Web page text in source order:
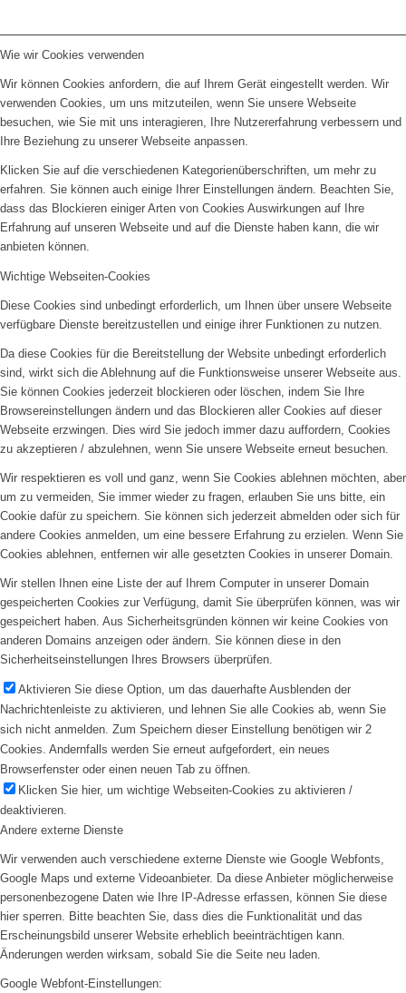
Wie wir Cookies verwenden
Wir können Cookies anfordern, die auf Ihrem Gerät eingestellt werden. Wir
verwenden Cookies, um uns mitzuteilen, wenn Sie unsere Webseite
besuchen, wie Sie mit uns interagieren, Ihre Nutzererfahrung verbessern und
Ihre Beziehung zu unserer Webseite anpassen.
Klicken Sie auf die verschiedenen Kategorienüberschriften, um mehr zu
erfahren. Sie können auch einige Ihrer Einstellungen ändern. Beachten Sie,
dass das Blockieren einiger Arten von Cookies Auswirkungen auf Ihre
Erfahrung auf unseren Webseite und auf die Dienste haben kann, die wir
anbieten können.
Wichtige Webseiten-Cookies
Diese Cookies sind unbedingt erforderlich, um Ihnen über unsere Webseite
verfügbare Dienste bereitzustellen und einige ihrer Funktionen zu nutzen.
Da diese Cookies für die Bereitstellung der Website unbedingt erforderlich
sind, wirkt sich die Ablehnung auf die Funktionsweise unserer Webseite aus.
Sie können Cookies jederzeit blockieren oder löschen, indem Sie Ihre
Browsereinstellungen ändern und das Blockieren aller Cookies auf dieser
Webseite erzwingen. Dies wird Sie jedoch immer dazu auffordern, Cookies
zu akzeptieren / abzulehnen, wenn Sie unsere Webseite erneut besuchen.
Wir respektieren es voll und ganz, wenn Sie Cookies ablehnen möchten, aber
um zu vermeiden, Sie immer wieder zu fragen, erlauben Sie uns bitte, ein
Cookie dafür zu speichern. Sie können sich jederzeit abmelden oder sich für
andere Cookies anmelden, um eine bessere Erfahrung zu erzielen. Wenn Sie
Cookies ablehnen, entfernen wir alle gesetzten Cookies in unserer Domain.
Wir stellen Ihnen eine Liste der auf Ihrem Computer in unserer Domain
gespeicherten Cookies zur Verfügung, damit Sie überprüfen können, was wir
gespeichert haben. Aus Sicherheitsgründen können wir keine Cookies von
anderen Domains anzeigen oder ändern. Sie können diese in den
Sicherheitseinstellungen Ihres Browsers überprüfen.
Aktivieren Sie diese Option, um das dauerhafte Ausblenden der
Nachrichtenleiste zu aktivieren, und lehnen Sie alle Cookies ab, wenn Sie
sich nicht anmelden. Zum Speichern dieser Einstellung benötigen wir 2
Cookies. Andernfalls werden Sie erneut aufgefordert, ein neues
Browserfenster oder einen neuen Tab zu öffnen.
Klicken Sie hier, um wichtige Webseiten-Cookies zu aktivieren /
deaktivieren.
Andere externe Dienste
Wir verwenden auch verschiedene externe Dienste wie Google Webfonts,
Google Maps und externe Videoanbieter. Da diese Anbieter möglicherweise
personenbezogene Daten wie Ihre IP-Adresse erfassen, können Sie diese
hier sperren. Bitte beachten Sie, dass dies die Funktionalität und das
Erscheinungsbild unserer Website erheblich beeinträchtigen kann.
Änderungen werden wirksam, sobald Sie die Seite neu laden.
Google Webfont-Einstellungen: